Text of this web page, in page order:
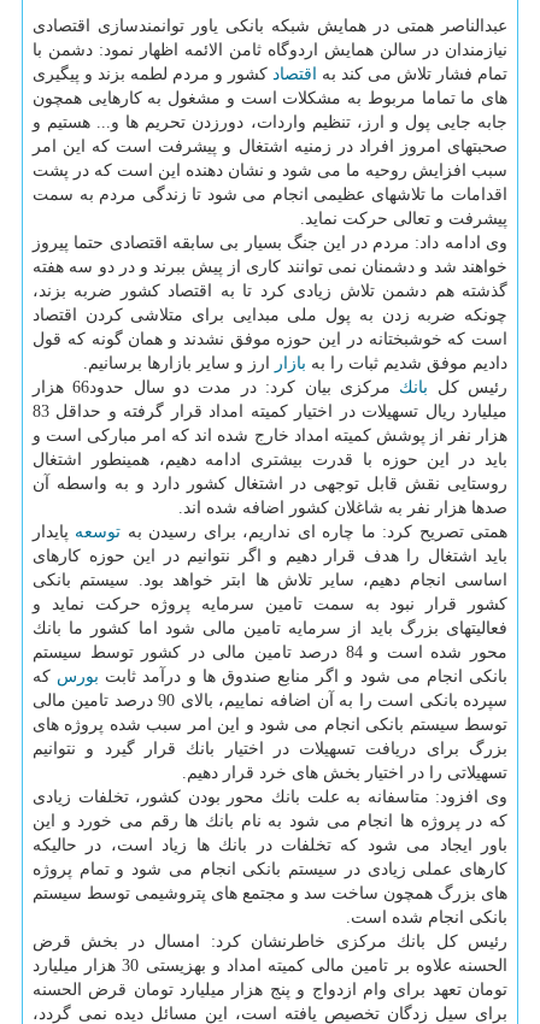
عبدالناصر همتی در همایش شبكه بانكی یاور توانمندسازی اقتصادی
نیازمندان در سالن همایش اردوگاه ثامن الائمه اظهار نمود: دشمن با
تمام فشار تلاش می كند به
اقتصاد كشور و مردم لطمه بزند و پیگیری
های ما تماما مربوط به مشكلات است و مشغول به كارهایی همچون
جابه جایی پول و ارز، تنظیم واردات، دورزدن تحریم ها و... هستیم و
صحبت‎های امروز افراد در زمنیه اشتغال و پیشرفت است كه این امر
سبب افزایش روحیه ما می شود و نشان دهنده این است كه در پشت
اقدامات ما تلاشهای عظیمی انجام می شود تا زندگی مردم به سمت
پیشرفت و تعالی حركت نماید.
وی ادامه داد: مردم در این جنگ بسیار بی سابقه اقتصادی حتما پیروز
خواهند شد و دشمنان نمی توانند كاری از پیش ببرند و در دو سه هفته
گذشته هم دشمن تلاش زیادی كرد تا به اقتصاد كشور ضربه بزند،
چونكه ضربه زدن به پول ملی مبدایی برای متلاشی كردن اقتصاد
است كه خوشبختانه در این حوزه موفق نشدند و همان گونه كه قول
دادیم موفق شدیم ثبات را به بازار
ارز و سایر بازارها برسانیم.
رئیس كل بانك
مركزی بیان كرد: در مدت دو سال حدود66 هزار
میلیارد ریال تسهیلات در اختیار كمیته امداد قرار گرفته و حداقل 83
هزار نفر از پوشش كمیته امداد خارج شده اند كه امر مباركی است و
باید در این حوزه با قدرت بیشتری ادامه دهیم، همینطور اشتغال
روستایی نقش قابل توجهی در اشتغال كشور دارد و به واسطه آن
صدها هزار نفر به شاغلان كشور اضافه شده اند.
همتی تصریح كرد: ما چاره ای نداریم، برای رسیدن به توسعه پایدار
باید اشتغال را هدف قرار دهیم و اگر نتوانیم در این حوزه كارهای
اساسی انجام دهیم، سایر تلاش ها ابتر خواهد بود. سیستم بانكی
كشور قرار نبود به سمت تامین سرمایه پروژه حركت نماید و
فعالیتهای بزرگ باید از سرمایه تامین مالی شود اما كشور ما بانك
محور شده است و 84 درصد تامین مالی در كشور توسط سیستم
بانكی انجام می شود و اگر منابع صندوق ها و درآمد ثابت بورس كه
سپرده بانكی است را به آن اضافه نماییم، بالای 90 درصد تامین مالی
توسط سیستم بانكی انجام می شود و این امر سبب شده پروژه های
بزرگ برای دریافت تسهیلات در اختیار بانك قرار گیرد و نتوانیم
تسهیلاتی را در اختیار بخش های خرد قرار دهیم.
وی افزود: متاسفانه به علت بانك محور بودن كشور، تخلفات زیادی
كه در پروژه ها انجام می شود به نام بانك ها رقم می خورد و این
باور ایجاد می شود كه تخلفات در بانك ها زیاد است، در حالیكه
كارهای عملی زیادی در سیستم بانكی انجام می شود و تمام پروژه
های بزرگ همچون ساخت سد و مجتمع های پتروشیمی توسط سیستم
بانكی انجام شده است.
رئیس كل بانك مركزی خاطرنشان كرد: امسال در بخش قرض
الحسنه علاوه بر تامین مالی كمیته امداد و بهزیستی 30 هزار میلیارد
تومان تعهد برای وام ازدواج و پنج هزار میلیارد تومان قرض الحسنه
برای سیل زدگان تخصیص یافته است، این مسائل دیده نمی گردد،